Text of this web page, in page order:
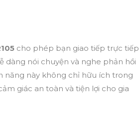
cho phép bạn giao tiếp trực tiếp
dàng nói chuyện và nghe phản hồi
năng này không chỉ hữu ích trong
giác an toàn và tiện lợi cho gia